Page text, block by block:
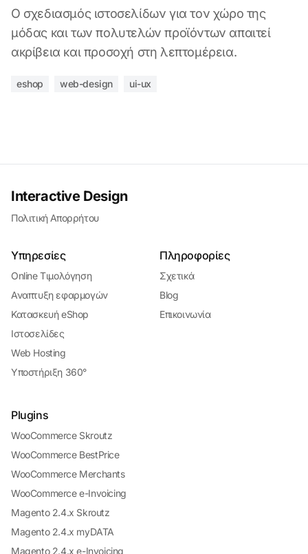
Ο σχεδιασμός ιστοσελίδων για τον χώρο της
μόδας και των πολυτελών προϊόντων απαιτεί
ακρίβεια και προσοχή στη λεπτομέρεια.
eshop web-design ui-ux
Interactive Design
Πολιτική Απορρήτου
Υπηρεσίες
Online Τιμολόγηση
Αναπτυξη εφαρμογών
Κατασκευή eShop
Ιστοσελίδες
Web Hosting
Υποστήριξη 360°
Πληροφορίες
Σχετικά
Blog
Επικοινωνία
Plugins
WooCommerce Skroutz
WooCommerce BestPrice
WooCommerce Merchants
WooCommerce e-Invoicing
Magento 2.4.x Skroutz
Magento 2.4.x myDATA
Magento 2.4.x e-Invoicing